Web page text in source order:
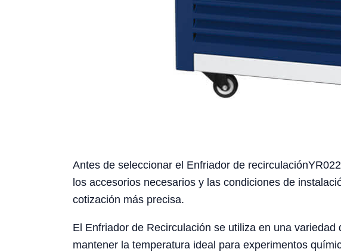
Antes de seleccionar el Enfriador de
los accesorios necesarios y las condiciones de
cotización más precisa.
El Enfriador de Recirculación se utiliza en una
mantener la temperatura ideal para experimentos